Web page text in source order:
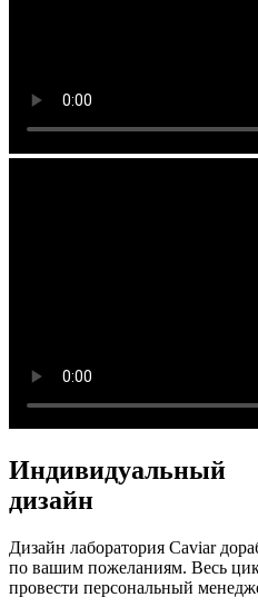
Индивидуальный
дизайн
Дизайн лаборатория Caviar
по вашим пожеланиям. Весь
провести персональный